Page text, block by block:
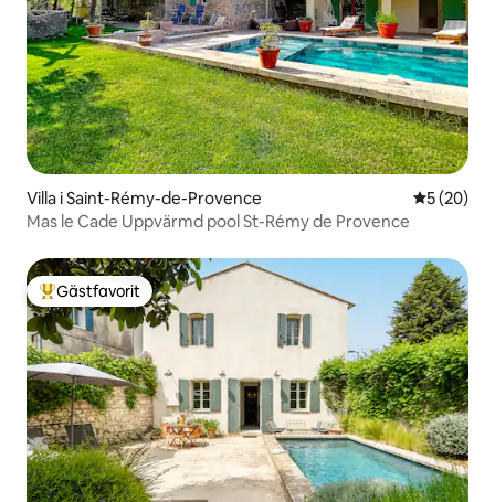
Villa i Saint-Rémy-de-Provence 5 av 5 i
5 (20)
Mas le Cade Uppvärmd pool St-Rémy de Provence
Populär gästfavorit
Gästfavorit